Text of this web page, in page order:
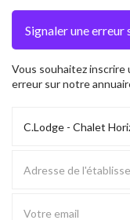
Vous souhaitez inscrire
erreur sur notre